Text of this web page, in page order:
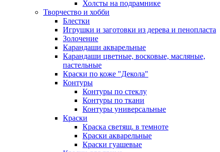
Холсты на подрамнике
Творчество и хобби
Блестки
Игрушки и заготовки из дерева и пенопласта
Золочение
Карандаши акварельные
Карандаши цветные, восковые, масляные,
пастельные
Краски по коже "Декола"
Контуры
Контуры по стеклу
Контуры по ткани
Контуры универсальные
Краски
Краска светящ. в темноте
Краски акварельные
Краски гуашевые